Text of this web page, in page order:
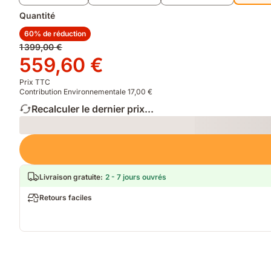
Quantité
60% de réduction
Prix
d'origine
1 399,00 €
1 399,00 €
Prix
559,60 €
559,60 €
Prix TTC
Contribution Environnementale 17,00 €
Recalculer le dernier prix...
Loading
Livraison gratuite: 2 - 7 jours ouvrés
Retours faciles